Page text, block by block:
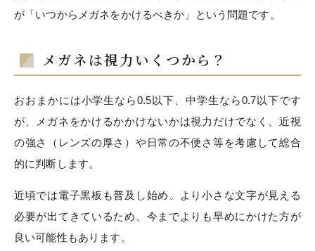
が「いつからメガネをかけるべきか」という問題です。
メガネは視力いくつから？
おおまかには小学生なら0.5以下、中学生なら0.7以下です
が、メガネをかけるかかけないかは視力だけでなく、近視
の強さ（レンズの厚さ）や日常の不便さ等を考慮して総合
的に判断します。
近頃では電子黒板も普及し始め、より小さな文字が見える
必要が出てきているため、今までよりも早めにかけた方が
良い可能性もあります。